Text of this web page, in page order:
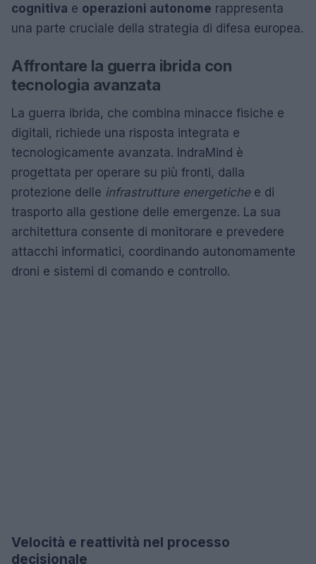
cognitiva e operazioni autonome rappresenta
una parte cruciale della strategia di difesa europea.
Affrontare la guerra ibrida con
tecnologia avanzata
La guerra ibrida, che combina minacce fisiche e
digitali, richiede una risposta integrata e
tecnologicamente avanzata. IndraMind è
progettata per operare su più fronti, dalla
protezione delle infrastrutture energetichee di
trasporto alla gestione delle emergenze. La sua
architettura consente di monitorare e prevedere
attacchi informatici, coordinando autonomamente
droni e sistemi di comando e controllo.
Velocità e reattività nel processo
decisionale